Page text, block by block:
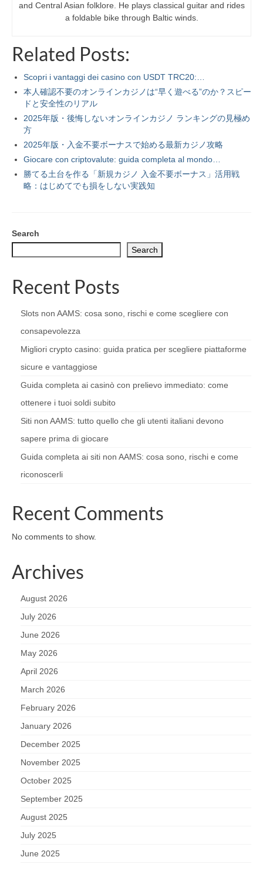
and Central Asian folklore. He plays classical guitar and rides
a foldable bike through Baltic winds.
Related Posts:
Scopri i vantaggi dei casino con USDT TRC20:…
本人確認不要のオンラインカジノは“早く遊べる”のか？スピー
ドと安全性のリアル
2025年版・後悔しないオンラインカジノ ランキングの見極め
方
2025年版・入金不要ボーナスで始める最新カジノ攻略
Giocare con criptovalute: guida completa al mondo…
勝てる土台を作る「新規カジノ 入金不要ボーナス」活用戦
略：はじめてでも損をしない実践知
Search
Search
Recent Posts
Slots non AAMS: cosa sono, rischi e come scegliere con
consapevolezza
Migliori crypto casino: guida pratica per scegliere piattaforme
sicure e vantaggiose
Guida completa ai casinò con prelievo immediato: come
ottenere i tuoi soldi subito
Siti non AAMS: tutto quello che gli utenti italiani devono
sapere prima di giocare
Guida completa ai siti non AAMS: cosa sono, rischi e come
riconoscerli
Recent Comments
No comments to show.
Archives
August 2026
July 2026
June 2026
May 2026
April 2026
March 2026
February 2026
January 2026
December 2025
November 2025
October 2025
September 2025
August 2025
July 2025
June 2025